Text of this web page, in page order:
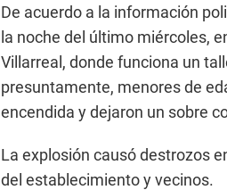
De acuerdo a la información
la noche del último miércoles,
Villarreal, donde funciona un
presuntamente, menores de
encendida y dejaron un sobre
La explosión causó destrozos
del establecimiento y vecinos.